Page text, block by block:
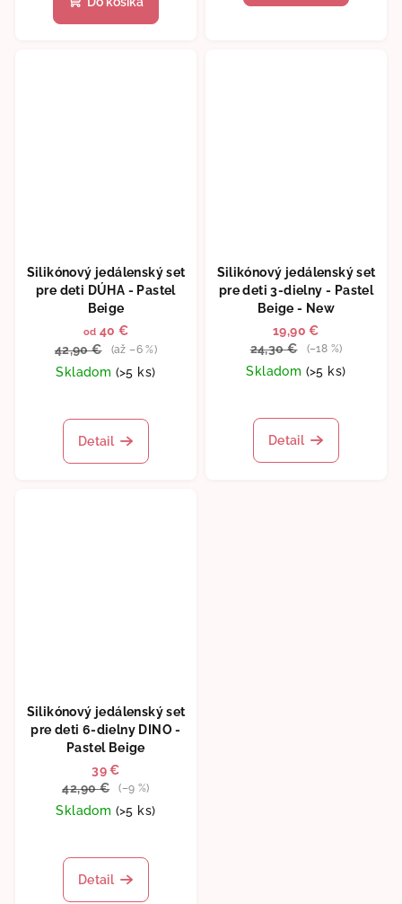
Silikónový jedálenský set
pre deti DÚHA - Pastel
Beige
od 40 €
42,90 €
(až –6 %)
Skladom (>5 ks)
hodnotenie
produktu
Detail
Silikónový jedálenský set
pre deti 3-dielny - Pastel
Beige - New
19,90 €
24,30 €
(–18 %)
Skladom (>5 ks)
hodnotenie
produktu
Detail
Silikónový jedálenský set
pre deti 6-dielny DINO -
Pastel Beige
39 €
42,90 €
(–9 %)
Skladom (>5 ks)
hodnotenie
produktu
Detail